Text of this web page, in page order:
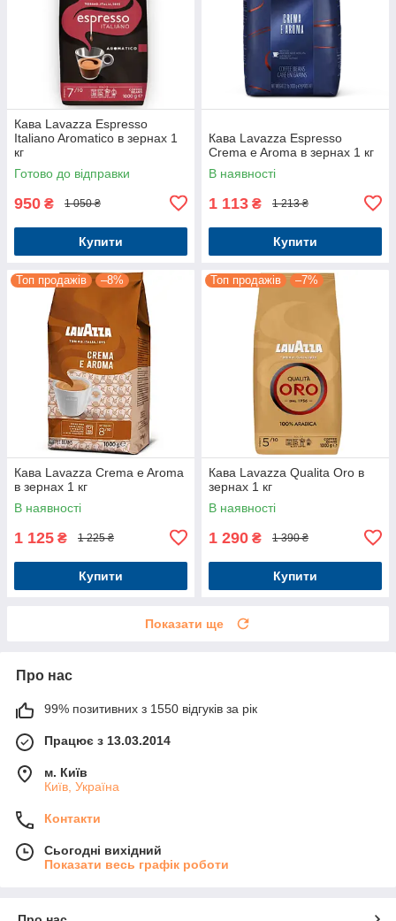
Кава Lavazza Espresso
Italiano Aromatico в зернах 1
кг
Готово до відправки
950 ₴ 1 050 ₴
Купити
Кава Lavazza Espresso
Crema e Aroma в зернах 1 кг
В наявності
1 113 ₴ 1 213 ₴
Купити
Топ продажів –8%
Кава Lavazza Crema e Aroma
в зернах 1 кг
В наявності
1 125 ₴ 1 225 ₴
Купити
Топ продажів –7%
Кава Lavazza Qualita Oro в
зернах 1 кг
В наявності
1 290 ₴ 1 390 ₴
Купити
Показати ще
Про нас
99% позитивних з 1550 відгуків за рік
Працює з 13.03.2014
м. Київ
Київ, Україна
Контакти
Сьогодні вихідний
Показати весь графік роботи